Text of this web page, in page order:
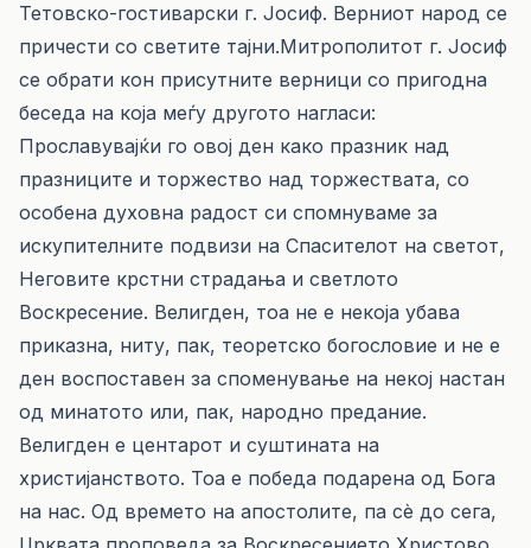
Тетовско-гостиварски г. Јосиф. Верниот народ се
причести со светите тајни.Митрополитот г. Јосиф
се обрати кон присутните верници со пригодна
беседа на која меѓу другото нагласи:
Прославувајќи го овој ден како празник над
празниците и торжество над торжествата, со
особена духовна радост си спомнуваме за
искупителните подвизи на Спасителот на светот,
Неговите крстни страдања и светлото
Воскресение. Велигден, тоа не е некоја убава
приказна, ниту, пак, теоретско богословие и не е
ден воспоставен за споменување на некој настан
од минатото или, пак, народно предание.
Велигден е центарот и суштината на
христијанството. Тоа е победа подарена од Бога
на нас. Од времето на апостолите, па сè до сега,